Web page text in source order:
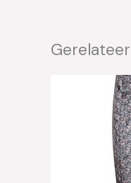
€39.99.
is: